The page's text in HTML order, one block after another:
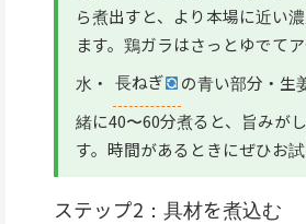
ら煮出すと、より本場に近い
ます。鶏ガラはさっとゆでて
水・ 長ねぎ
の青い部分・生
緒に40〜60分煮ると、旨みが
す。時間があるときにぜひお試
ステップ2：具材を煮込む